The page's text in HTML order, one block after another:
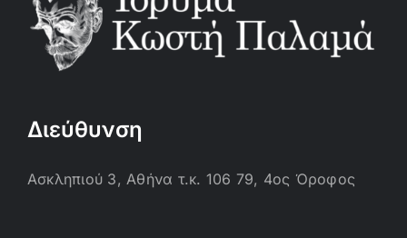
Διεύθυνση
Ασκληπιού 3, Αθήνα τ.κ. 106 79, 4ος Όροφος